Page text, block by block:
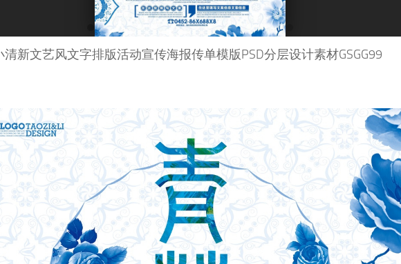
清新文艺风文字排版活动宣传海报传单模版PSD分层设计素材GSGG99